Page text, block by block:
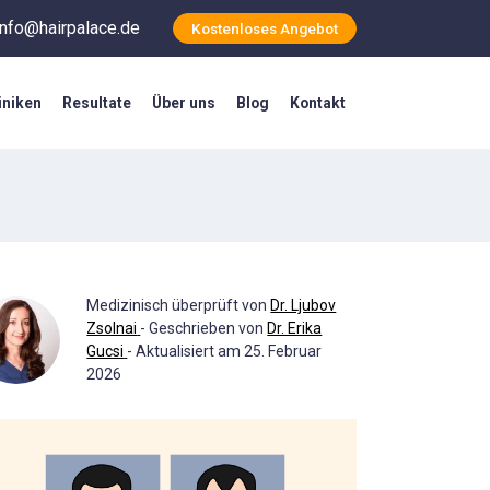
Kostenloses Angebot
Resultate Über uns Blog Kontakt
Medizinisch überprüft von Dr. Ljubov
Zsolnai - Geschrieben von Dr. Erika
Gucsi - Aktualisiert am 25. Februar
2026